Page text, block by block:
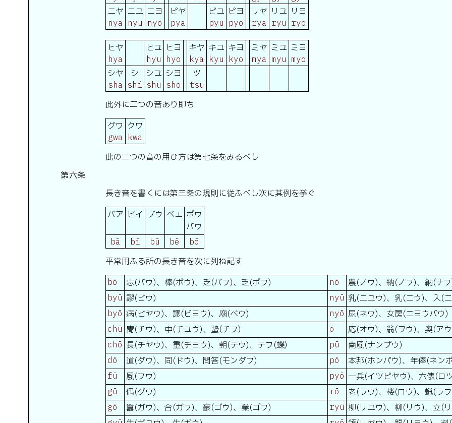
ニヤ
nya
ニユ
nyu
ニヨ
nyo
ピヤ
pya
ピユ
pyu
ピヨ
pyo
リヤ
rya
リユ
ryu
リヨ
ryo
ヒヤ
hya
ヒユ
hyu
ヒヨ
hyo
キヤ
kya
キユ
kyu
キヨ
kyo
ミヤ
mya
ミユ
myu
ミヨ
myo
シヤ
sha
シ
shi
シユ
shu
シヨ
sho
ツ
tsu
此外に二つの音あり即ち
グワ
gwa
クワ
kwa
此の二つの音の用ひ方は第七条をみるべし
第六条
長き音を書くには第三条の規則に従ふべし次に其例を挙ぐ
バア ビイ ブウ ベエ ボウ
バウ
bā bī bū bē bō
平常用ふる所の長き音を次に列ね記す
bō 忘(バウ)、棒(ボウ)、乏(バフ)、乏(ボフ) nō 農(ノウ)、納(ノフ)、納(ナ
byū 謬(ビウ) nyū 乳(ニユウ)、乳(ニウ)、入(
byō 病(ビヤウ)、謬(ビヨウ)、廟(ベウ) nyō 尿(ネウ)、女房(ニヨウバウ)
chū 冑(チウ)、中(チユウ)、蟄(チフ) ō 応(オウ)、翁(ヲウ)、奥(ア
chō 長(チヤウ)、重(チヨウ)、朝(テウ)、テフ(蝶) pū 南風(ナンプウ)
dō 道(ダウ)、同(ドウ)、問答(モンダフ) pō 本邦(ホンパウ)、年俸(ネン
fū 風(フウ) pyō 一兵(イツピヤウ)、六俵(ロ
gū 偶(グウ) rō 老(ラウ)、楼(ロウ)、蝋(ラ
gō 囂(ガウ)、合(ガフ)、豪(ゴウ)、業(ゴフ) ryū 柳(リユウ)、柳(リウ)、立(